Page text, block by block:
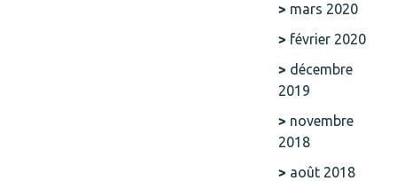
mars 2020
février 2020
décembre
2019
novembre
2018
août 2018